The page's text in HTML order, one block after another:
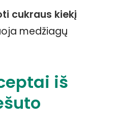
cukraus kiekį
medžiagų
iš